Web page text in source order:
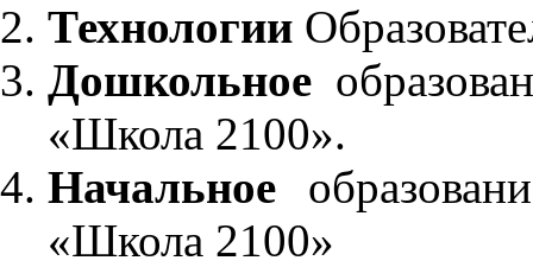
Технологии
Дошкольное
«Школа 2100».
Начальное
«Школа 2100»